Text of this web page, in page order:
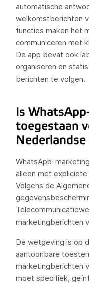
automatische
welkomstberichten
functies maken het
communiceren met
De app bevat ook
organiseren en
berichten te volgen.
Is
toegestaan
WhatsApp-
alleen met
Volgens de
marketingberichten
De wetgeving is op
aantoonbare
marketingberichten
moet specifiek,